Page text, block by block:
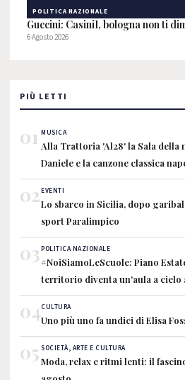
POLITICA NAZIONALE
Guccini: CasiniI, bologna non ti
6 Agosto 2026
PIÙ LETTI
01 MUSICA
Alla Trattoria 'Al28' la Sala della
Daniele e la canzone classica
02EVENTI
Lo sbarco in Sicilia, dopo
sport Paralimpico
03POLITICA NAZIONALE
#NoiSiamoLeScuole: Piano
territorio diventa un'aula a cielo
04CULTURA
Uno più uno fa undici di Elisa
05 SOCIETÀ, ARTE E CULTURA
Moda, relax e ritmi lenti: il